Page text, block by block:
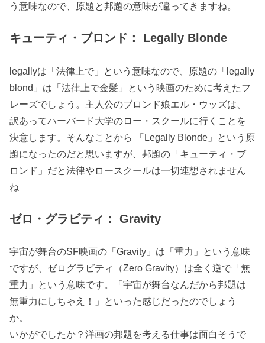
う意味なので、原題と邦題の意味が違ってきますね。
キューティ・ブロンド： Legally Blonde
legallyは「法律上で」という意味なので、原題の「legally
blond」は「法律上で金髪」という映画のために考えたフ
レーズでしょう。主人公のブロンド娘エル・ウッズは、
訳あってハーバード大学のロー・スクールに行くことを
決意します。そんなことから 「Legally Blonde」という原
題になったのだと思いますが、邦題の「キューティ・ブ
ロンド」だと法律やロースクールは一切連想されません
ね
ゼロ・グラビティ： Gravity
宇宙が舞台のSF映画の「Gravity」は「重力」という意味
ですが、ゼログラビティ（Zero Gravity）は全く逆で「無
重力」という意味です。「宇宙が舞台なんだから邦題は
無重力にしちゃえ！」といった感じだったのでしょう
か。
いかがでしたか？洋画の邦題を考える仕事は面白そうで